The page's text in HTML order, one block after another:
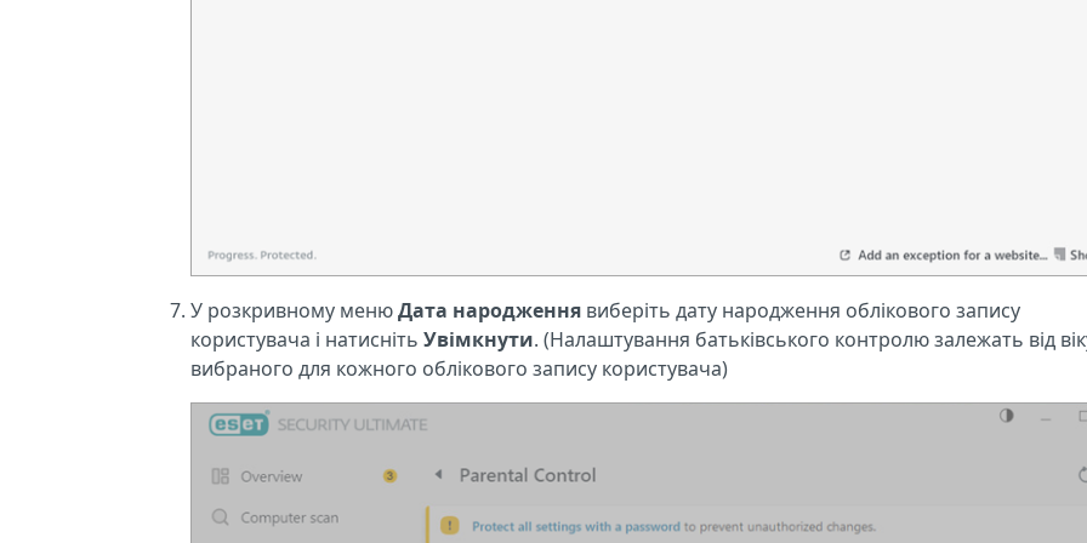
У розкривному менюДата народження виберіть дату народження облікового запису
користувача і натисніть Увімкнути. (Налаштування батьківського контролю залежать від
вибраного для кожного облікового запису користувача)